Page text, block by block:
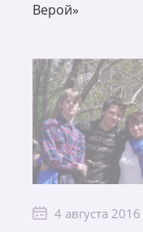
Верой»
4 августа 2016